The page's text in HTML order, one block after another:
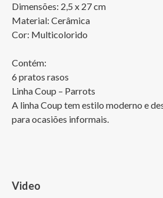
Dimensões: 2,5 x 27 cm
Material: Cerâmica
Cor: Multicolorido
Contém:
6 pratos rasos
Linha Coup – Parrots
A linha Coup tem estilo moderno e
para ocasiões informais.
Video